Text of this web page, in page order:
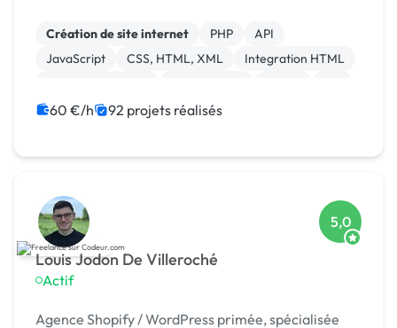
Création de site internet PHP
API
JavaScript
CSS, HTML, XML
Integration HTML
60 €/h 92 projets réalisés
Louis Jodon De Villeroché
Actif
5,0
Agence Shopify / WordPress primée, spécialisée